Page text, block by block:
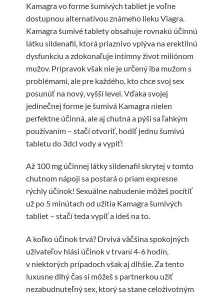
Kamagra vo forme šumivých tabliet je voľne
dostupnou alternatívou známeho lieku Viagra.
Kamagra šumivé tablety obsahuje rovnakú účinnú
látku sildenafil, ktorá priaznivo vplýva na erektilnú
dysfunkciu a zdokonaľuje intímny život miliónom
mužov. Prípravok však nie je určený iba mužom s
problémami, ale pre každého, kto chce svoj sex
posunúť na nový, vyšší level. Vďaka svojej
jedinečnej forme je šumivá Kamagra nielen
perfektne účinná, ale aj chutná a pýši sa ľahkým
používaním – stačí otvoriť, hodiť jednu šumivú
tabletu do 3dcl vody a vypiť!
Až 100 mg účinnej látky sildenafil skrytej v tomto
chutnom nápoji sa postará o priam expresne
rýchly účinok! Sexuálne nabudenie môžeš pocítiť
už po 5 minútach od užitia Kamagra šumivých
tabliet – stačí teda vypiť a ideš na to.
A koľko účinok trvá? Drvivá väčšina spokojných
užívateľov hlási účinok v trvaní 4-6 hodín,
v niektorých prípadoch však aj dlhšie. Za tento
luxusne dlhý čas si môžeš s partnerkou užiť
nezabudnuteľný sex, ktorý sa stane celoživotným